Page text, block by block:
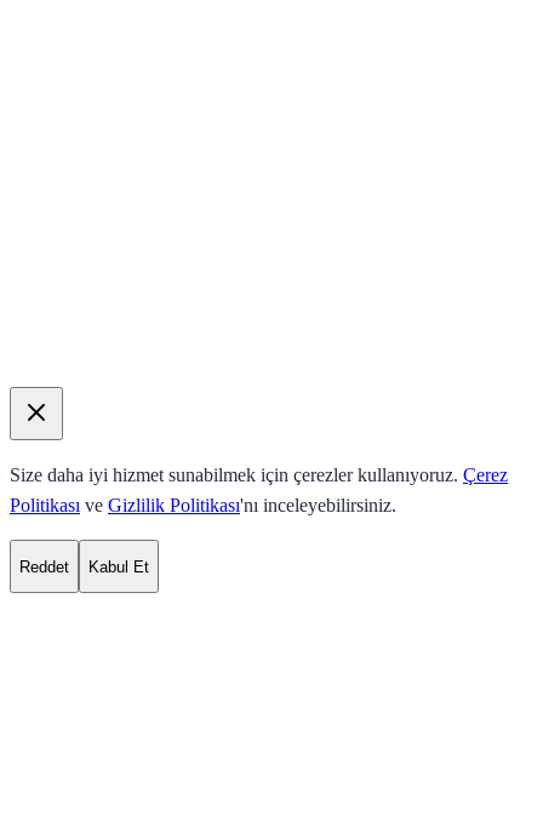
Size daha iyi hizmet sunabilmek için çerezler kullanıyoruz. Çerez
Politikası ve Gizlilik Politikası'nı inceleyebilirsiniz.
Reddet Kabul Et